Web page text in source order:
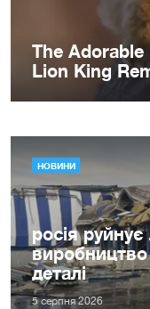
НОВИНИ
росія руйнує
виробництво
деталі
5 серпня 2026